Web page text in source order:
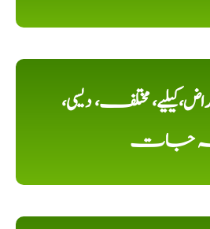
مختلف، دیسی،
جات